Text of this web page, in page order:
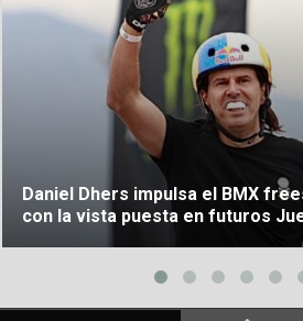
Daniel Dhers impulsa el BMX
con la vista puesta en futuros